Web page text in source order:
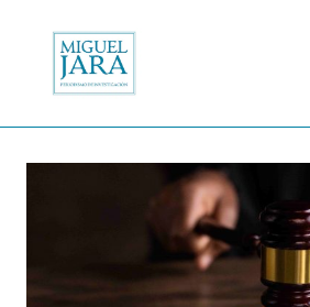
contenido